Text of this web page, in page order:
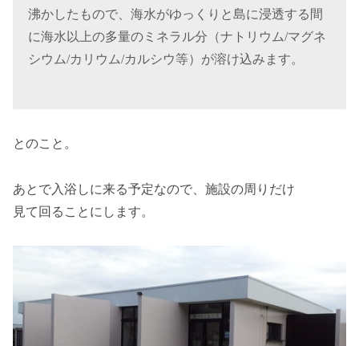
沸かしたもので、海水がゆっくりと島に浸透する間
に海水以上の多量のミネラル分（ナトリウム/マグネ
シウム/カリウム/カルシウ等）が溶け込みます。
とのこと。
あとで入浴しに来る予定なので、施設の周りだけ
見て回ることにします。